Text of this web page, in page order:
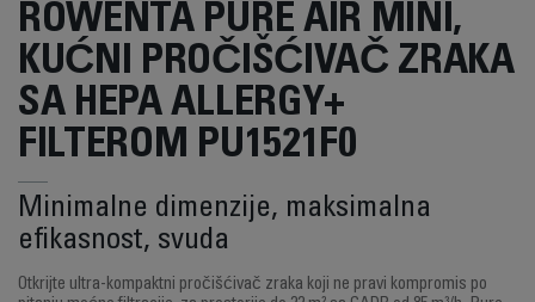
ROWENTA PURE AIR MINI,
KUĆNI PROČIŠĆIVAČ ZRAKA
SA HEPA ALLERGY+
FILTEROM PU1521F0
Minimalne dimenzije, maksimalna
efikasnost, svuda
Otkrijte ultra-kompaktni pročišćivač zraka koji ne pravi kompromis po